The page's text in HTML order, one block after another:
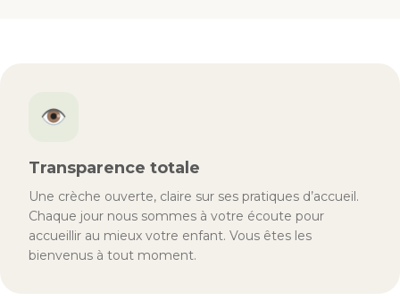
👁
Transparence totale
Une crèche ouverte, claire sur ses pratiques d’accueil.
Chaque jour nous sommes à votre écoute pour
accueillir au mieux votre enfant. Vous êtes les
bienvenus à tout moment.